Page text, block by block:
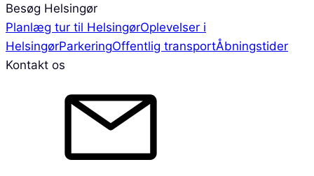
Besøg Helsingør
Planlæg tur til HelsingørOplevelser i
HelsingørParkeringOffentlig transportÅbningstider
Kontakt os